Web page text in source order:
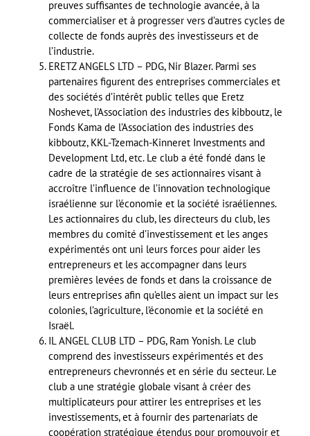
preuves suffisantes de technologie avancée, à la
commercialiser et à progresser vers d’autres cycles de
collecte de fonds auprès des investisseurs et de
l’industrie.
ERETZ ANGELS LTD – PDG, Nir Blazer. Parmi ses
partenaires figurent des entreprises commerciales et
des sociétés d’intérêt public telles que Eretz
Noshevet, l’Association des industries des kibboutz, le
Fonds Kama de l’Association des industries des
kibboutz, KKL-Tzemach-Kinneret Investments and
Development Ltd, etc. Le club a été fondé dans le
cadre de la stratégie de ses actionnaires visant à
accroître l’influence de l’innovation technologique
israélienne sur l’économie et la société israéliennes.
Les actionnaires du club, les directeurs du club, les
membres du comité d’investissement et les anges
expérimentés ont uni leurs forces pour aider les
entrepreneurs et les accompagner dans leurs
premières levées de fonds et dans la croissance de
leurs entreprises afin qu’elles aient un impact sur les
colonies, l’agriculture, l’économie et la société en
Israël.
IL ANGEL CLUB LTD – PDG, Ram Yonish. Le club
comprend des investisseurs expérimentés et des
entrepreneurs chevronnés et en série du secteur. Le
club a une stratégie globale visant à créer des
multiplicateurs pour attirer les entreprises et les
investissements, et à fournir des partenariats de
coopération stratégique étendus pour promouvoir et